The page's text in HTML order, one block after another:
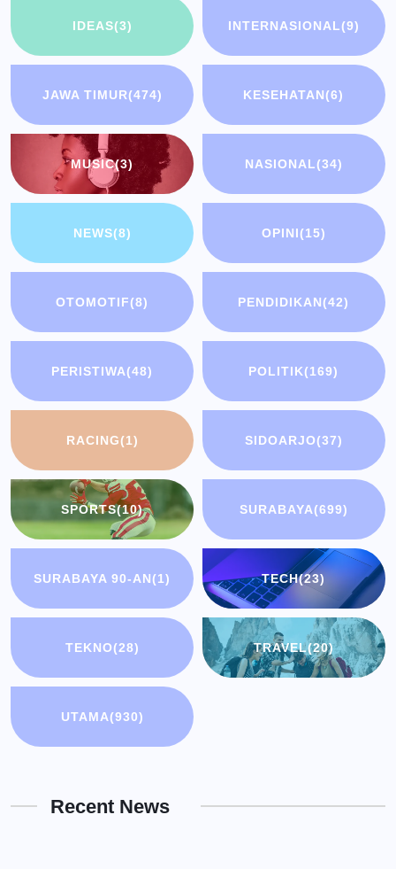
IDEAS(3) INTERNASIONAL(9)
JAWA TIMUR(474) KESEHATAN(6)
MUSIC(3) NASIONAL(34)
NEWS(8) OPINI(15)
OTOMOTIF(8) PENDIDIKAN(42)
PERISTIWA(48) POLITIK(169)
RACING(1) SIDOARJO(37)
SPORTS(10) SURABAYA(699)
SURABAYA 90-AN(1) TECH(23)
TEKNO(28) TRAVEL(20)
UTAMA(930)
Recent News